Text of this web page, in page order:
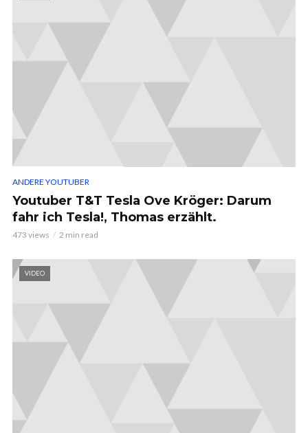
ANDERE YOUTUBER
Youtuber T&T Tesla Ove Kröger: Darum
fahr ich Tesla!, Thomas erzählt.
473 views 2 min read
VIDEO